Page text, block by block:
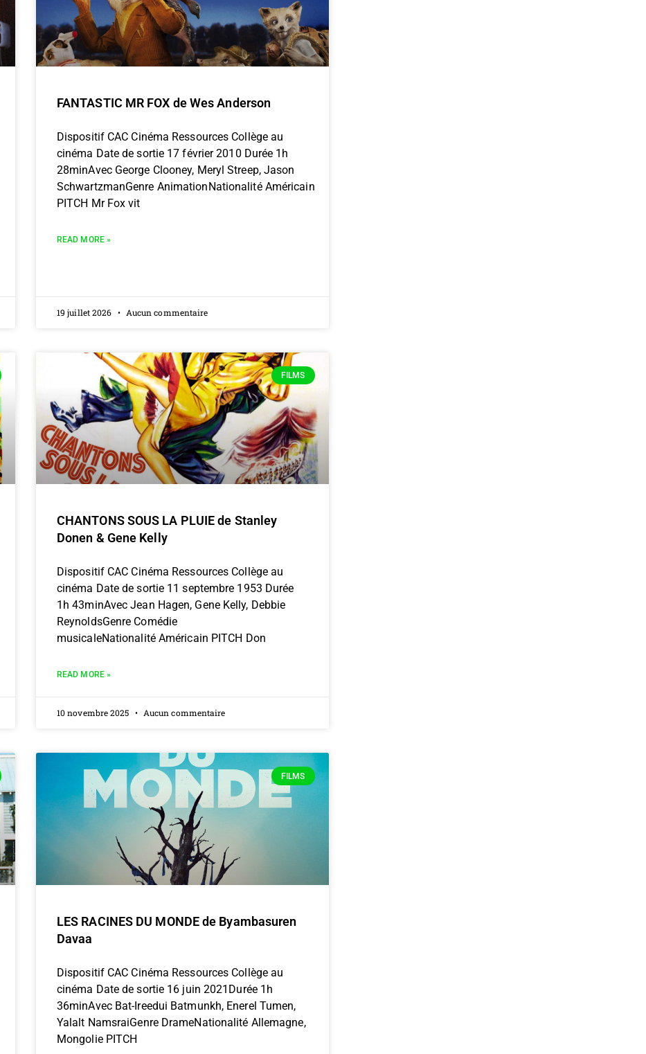
FANTASTIC MR FOX de Wes Anderson
Dispositif CAC Cinéma Ressources Collège au
cinéma Date de sortie 17 février 2010 Durée 1h
28minAvec George Clooney, Meryl Streep, Jason
SchwartzmanGenre AnimationNationalité Américain
PITCH Mr Fox vit
READ MORE »
19 juillet 2026 Aucun commentaire
FILMS
CHANTONS SOUS LA PLUIE de Stanley
Donen & Gene Kelly
Dispositif CAC Cinéma Ressources Collège au
cinéma Date de sortie 11 septembre 1953 Durée
1h 43minAvec Jean Hagen, Gene Kelly, Debbie
ReynoldsGenre Comédie
musicaleNationalité Américain PITCH Don
READ MORE »
10 novembre 2025 Aucun commentaire
FILMS
LES RACINES DU MONDE de Byambasuren
Davaa
Dispositif CAC Cinéma Ressources Collège au
cinéma Date de sortie 16 juin 2021Durée 1h
36minAvec Bat-Ireedui Batmunkh, Enerel Tumen,
Yalalt NamsraiGenre DrameNationalité Allemagne,
Mongolie PITCH